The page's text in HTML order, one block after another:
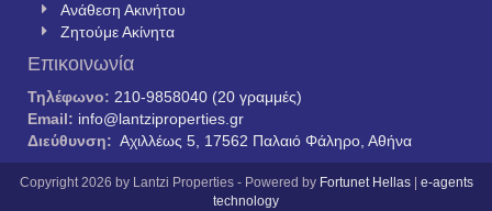
Ανάθεση Ακινήτου
Ζητούμε Ακίνητα
Επικοινωνία
Τηλέφωνο: 210-9858040 (20 γραμμές)
Email: info@lantziproperties.gr
Διεύθυνση: Αχιλλέως 5, 17562 Παλαιό Φάληρο, Αθήνα
Copyright 2026 by Lantzi Properties - Powered by Fortunet Hellas| e-agents
technology